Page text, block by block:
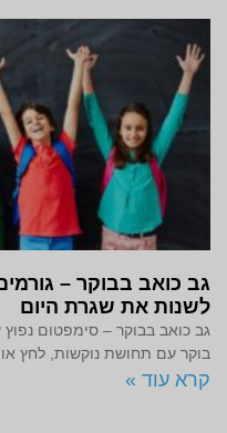
גב כואב בבוקר –
לשנות את שגרת היום
גב כואב בבוקר – סימפטום
בוקר עם תחושת נוקשות, לחץ
קרא עוד »